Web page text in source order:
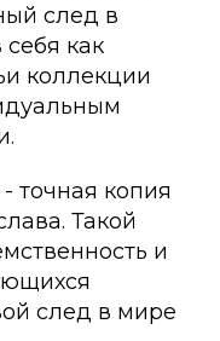
след в
как
коллекции
точная копия
Такой
и
след в мире